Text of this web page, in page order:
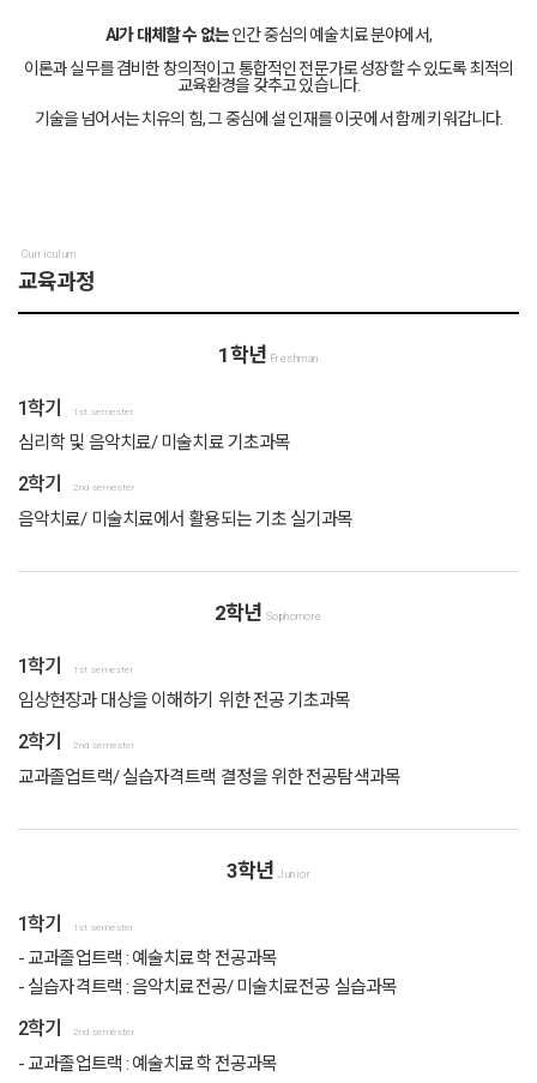
AI가 대체할 수 없는인간 중심의 예술치료 분야에서,
이론과 실무를 겸비한 창의적이고 통합적인 전문가로 성장할 수 있도록 최적의
교육환경을 갖추고 있습니다.
기술을 넘어서는 치유의 힘, 그 중심에 설 인재를 이곳에서 함께 키워갑니다.
Curriculum
교육과정
1학년 Freshman
1학기 1st semester
심리학 및 음악치료/ 미술치료 기초과목
2학기 2nd semester
음악치료/ 미술치료에서 활용되는 기초 실기과목
2학년 Sophomore
1학기 1st semester
임상현장과 대상을 이해하기 위한 전공 기초과목
2학기 2nd semester
교과졸업트랙/ 실습자격트랙 결정을 위한 전공탐색과목
3학년 Junior
1학기 1st semester
- 교과졸업트랙 : 예술치료학 전공과목
- 실습자격트랙 : 음악치료전공/ 미술치료전공 실습과목
2학기 2nd semester
- 교과졸업트랙 : 예술치료학 전공과목